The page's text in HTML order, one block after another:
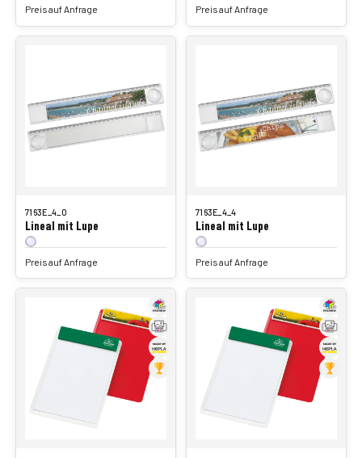
Preis auf Anfrage Preis auf Anfrage
7163E_4_0
Lineal mit Lupe
Preis auf Anfrage
7163E_4_4
Lineal mit Lupe
Preis auf Anfrage